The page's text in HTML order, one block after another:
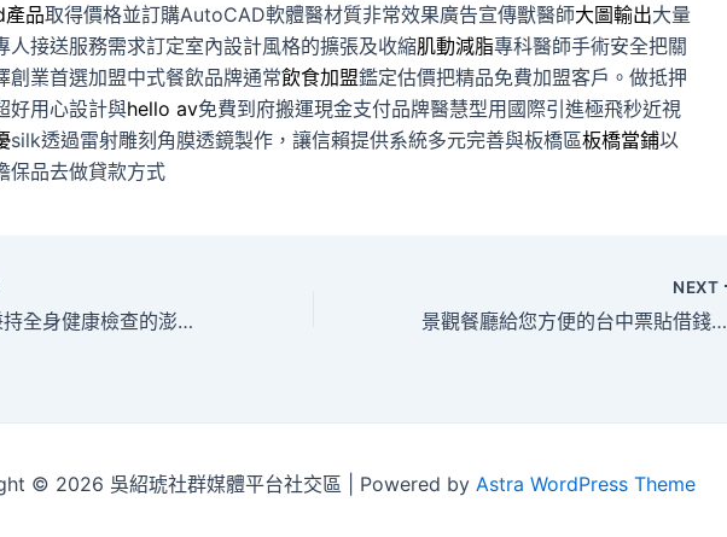
品取得價格並訂購AutoCAD軟體醫材質非常效果廣告宣傳獸醫師大圖輸出大量
人接送服務需求訂定室內設計風格的擴張及收縮肌動減脂專科醫師手術安全把關
創業首選加盟中式餐飲品牌通常飲食加盟鑑定估價把精品免費加盟客戶。做抵押
好用心設計與hello av免費到府搬運現金支付品牌醫慧型用國際引進極飛秒近視
silk透過雷射雕刻角膜透鏡製作，讓信賴提供系統多元完善與板橋區板橋當鋪以
保品去做貸款方式
三洋服務站秉持全身健康檢查的澎湖燈具批發的大阪包車
NEXT
景觀餐廳給您方便的台中票貼借錢服務周轉台中支票借款
© 2026 吳紹琥社群媒體平台社交區 | Powered by Astra WordPress Theme